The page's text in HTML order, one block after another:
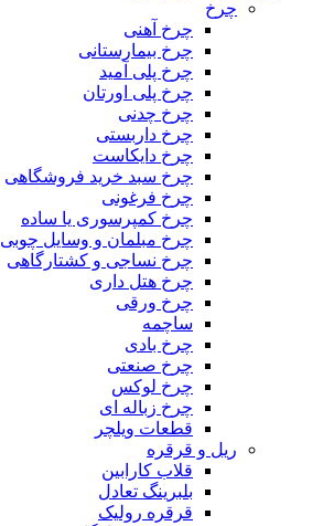
چرخ
چرخ آهنی
چرخ بیمارستانی
چرخ پلی آمید
چرخ پلی اورتان
چرخ چدنی
چرخ داربستی
چرخ دایکاست
چرخ سبد خرید فروشگاهی
چرخ فرغونی
چرخ کمپرسوری یا ساده
چرخ مبلمان و وسایل چوبی
چرخ نساجی و کشتارگاهی
چرخ هتل داری
چرخ ورقی
ساچمه
چرخ بادی
چرخ صنعتی
چرخ لوکس
چرخ زباله ای
قطعات ویلچر
ریل و قرقره
قلاب کارابین
بلبرینگ تعادل
قرقره رولیک